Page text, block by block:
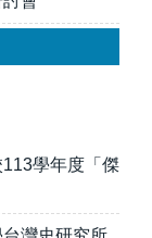
113學年度「傑